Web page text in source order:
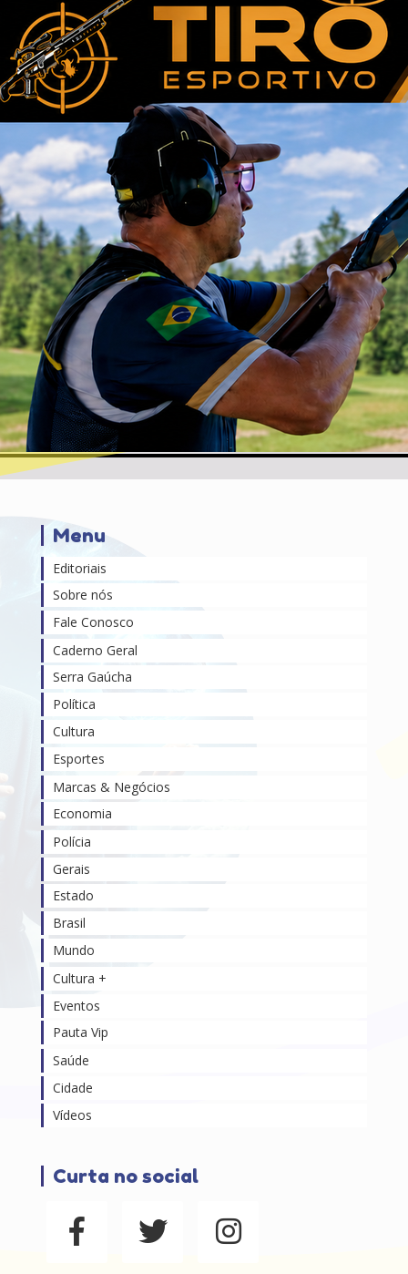
Menu
Editoriais
Sobre nós
Fale Conosco
Caderno Geral
Serra Gaúcha
Política
Cultura
Esportes
Marcas & Negócios
Economia
Polícia
Gerais
Estado
Brasil
Mundo
Cultura +
Eventos
Pauta Vip
Saúde
Cidade
Vídeos
Curta no social